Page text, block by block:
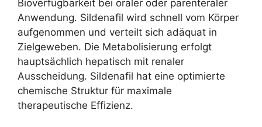
Bioverfügbarkeit bei oraler oder parenteraler
Anwendung. Sildenafil wird schnell vom Körper
aufgenommen und verteilt sich adäquat in
Zielgeweben. Die Metabolisierung erfolgt
hauptsächlich hepatisch mit renaler
Ausscheidung. Sildenafil hat eine optimierte
chemische Struktur für maximale
therapeutische Effizienz.